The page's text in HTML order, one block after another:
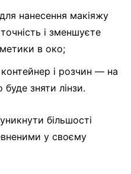
нанесення макіяжу
і зменшуєте
в око;
і розчин — на
зняти лінзи.
більшості
у своєму